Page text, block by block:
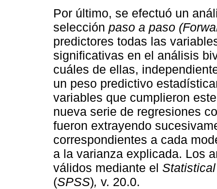
Por último, se efectuó un
selección paso a paso
predictores todas las
significativas en el análisis
cuáles de ellas,
un peso predictivo
variables que cumplieron
nueva serie de regresiones
fueron extrayendo
correspondientes a cada
a la varianza explicada. Los
válidos mediante el
(SPSS), v. 20.0.